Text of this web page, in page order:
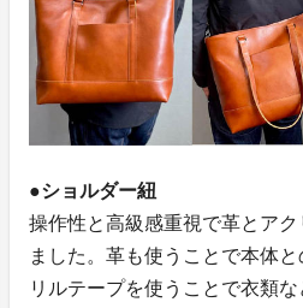
●ショルダー紐
操作性と高級感重視で革とア
ました。革も使うことで本体
リルテープを使うことで衣類